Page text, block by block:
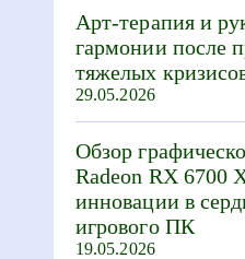
Арт-терапия и
гармонии после
тяжелых
29.05.2026
Обзор
Radeon RX 6700
инновации в
игрового ПК
19.05.2026